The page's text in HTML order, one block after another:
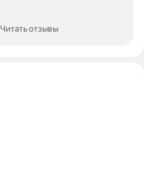
Читать отзывы